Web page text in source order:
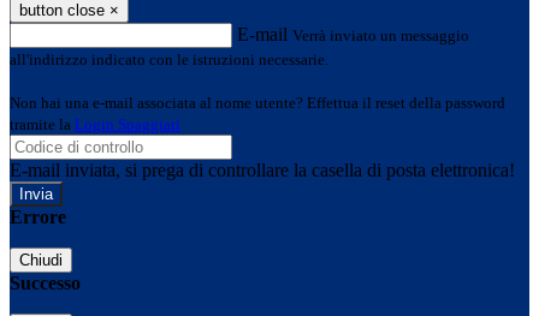
button close ×
E-mail Verrà inviato un messaggio
all'indirizzo indicato con le istruzioni necessarie.
Non hai una e-mail associata al nome utente? Effettua il reset della password
tramite la Login Spaggiari
E-mail inviata, si prega di controllare la casella di posta elettronica!
Errore
Chiudi
Successo